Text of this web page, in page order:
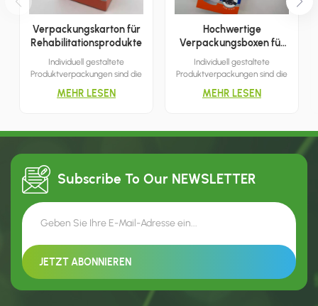
Verpackungskarton für
Rehabilitationsprodukte
Individuell gestaltete
Produktverpackungen sind die
um die Aufmerksamkeit der
eleganten Design eignen sie
MEHR LESEN
Hochwertige
Verpackungsboxen für
medizinische Produkte
Individuell gestaltete
Produktverpackungen sind die
um die Aufmerksamkeit der
eleganten Design eignen sie
MEHR LESEN
Subscribe To Our NEWSLETTER